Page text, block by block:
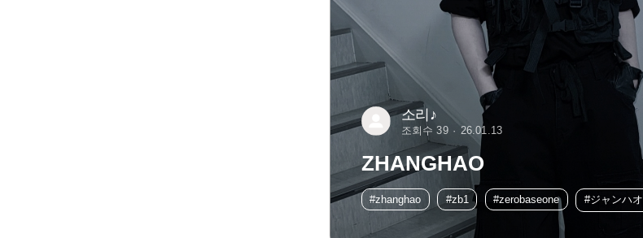
소리♪
조회수 39 26.01.13
ZHANGHAO
#zhanghao #zb1 #zerobaseone #ジャンハオ